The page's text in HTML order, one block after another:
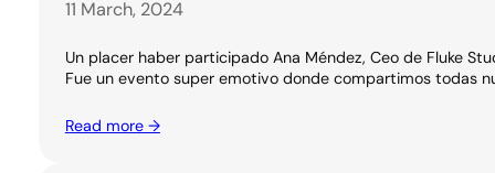
11 March, 2024
Un placer haber participado Ana Méndez, Ceo de Fluke
Fue un evento super emotivo donde compartimos todas
Read more →